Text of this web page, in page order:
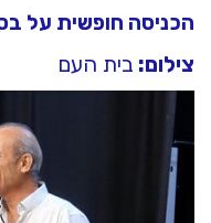
הכניסה חופשית על
צילום: בית העם